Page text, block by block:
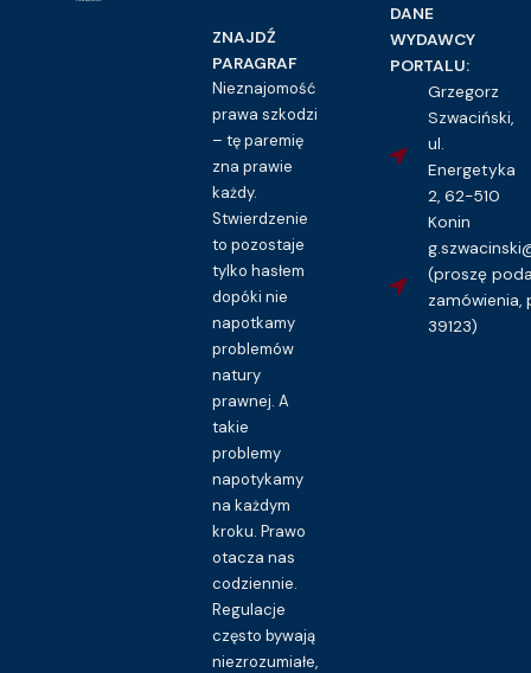
ZNAJDŹ
PARAGRAF
Nieznajomość
prawa szkodzi
– tę paremię
zna prawie
każdy.
Stwierdzenie
to pozostaje
tylko hasłem
dopóki nie
napotkamy
problemów
natury
prawnej. A
takie
problemy
napotykamy
na każdym
kroku. Prawo
otacza nas
codziennie.
Regulacje
często bywają
niezrozumiałe,
DANE
WYDAWCY
PORTALU:
Grzegorz
Szwaciński,
ul.
Energetyka
2, 62-510
Konin
(proszę
zamówienia,
39123)